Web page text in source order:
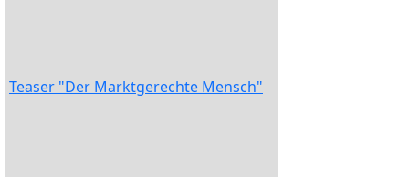
Teaser "Der Marktgerechte Mensch"